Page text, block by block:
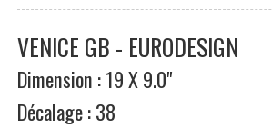
VENICE GB - EURODESIGN
Dimension : 19 X 9.0"
Décalage : 38